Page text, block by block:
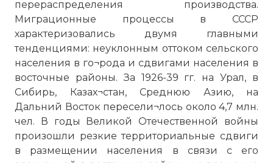
перераспределения производства.
Миграционные процессы в СССР
характеризовались двумя главными
тенденциями: неуклонным оттоком сельского
населения в го¬рода и сдвигами населения в
восточные районы. За 1926-39 гг. на Урал, в
Сибирь, Казах¬стан, Среднюю Азию, на
Дальний Восток пересели¬лось около 4,7 млн.
чел. В годы Великой Отечественной войны
произошли резкие территориальные сдвиги
в размещении населения в связи с его